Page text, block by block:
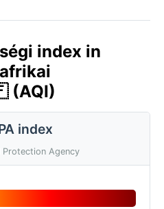
index in
(AQI)
index
Protection Agency